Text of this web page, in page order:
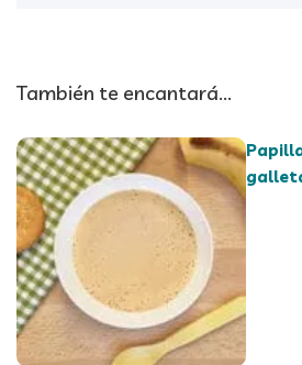
También te encantará...